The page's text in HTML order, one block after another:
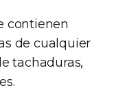
contienen
de cualquier
tachaduras,